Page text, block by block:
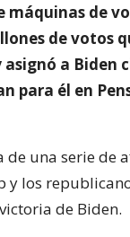
máquinas de
de votos
asignó a Biden
para él en
de una serie de
y los
de Biden.